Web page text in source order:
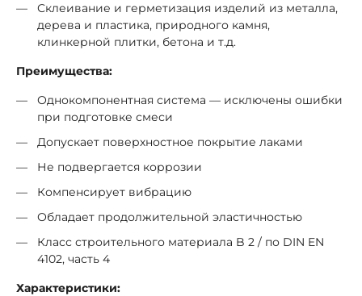
Склеивание и герметизация изделий из металла,
дерева и пластика, природного камня,
клинкерной плитки, бетона и т.д.
Преимущества:
Однокомпонентная система — исключены ошибки
при подготовке смеси
Допускает поверхностное покрытие лаками
Не подвергается коррозии
Компенсирует вибрацию
Обладает продолжительной эластичностью
Класс строительного материала B 2 / по DIN EN
4102, часть 4
Характеристики: